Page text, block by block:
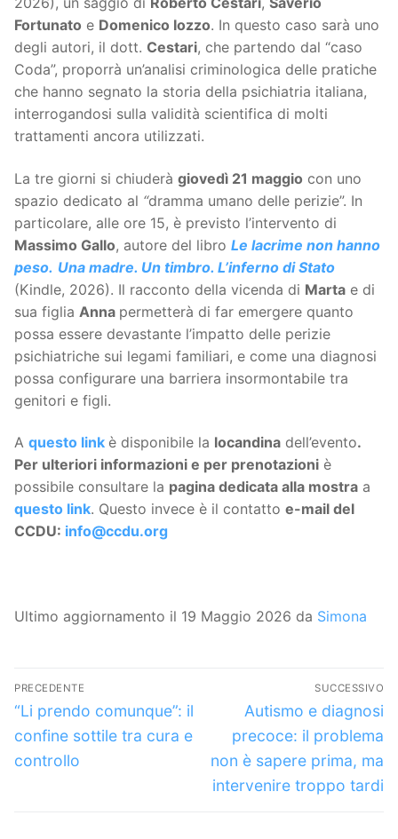
Fortunato e Domenico Iozzo. In questo caso sarà uno
degli autori, il dott. Cestari, che partendo dal “caso
Coda”, proporrà un’analisi criminologica delle pratiche
che hanno segnato la storia della psichiatria italiana,
interrogandosi sulla validità scientifica di molti
trattamenti ancora utilizzati.
La tre giorni si chiuderà giovedì 21 maggio con uno
spazio dedicato al “dramma umano delle perizie”. In
particolare, alle ore 15, è previsto l’intervento di
Massimo Gallo, autore del libro Le lacrime non hanno
peso. Una madre. Un timbro. L’inferno di Stato
(Kindle, 2026). Il racconto della vicenda di Marta e di
sua figlia Anna permetterà di far emergere quanto
possa essere devastante l’impatto delle perizie
psichiatriche sui legami familiari, e come una diagnosi
possa configurare una barriera insormontabile tra
genitori e figli.
A questo link è disponibile la locandina dell’evento.
Per ulteriori informazioni e per prenotazioni è
possibile consultare la pagina dedicata alla mostra a
questo link. Questo invece è il contatto e-mail del
CCDU: info@ccdu.org
Ultimo aggiornamento il 19 Maggio 2026 da Simona
Navigazione
articoli
PRECEDENTE
Articolo
precedente:
“Li prendo comunque”: il
confine sottile tra cura e
controllo
SUCCESSIVO
Articolo
successivo:
Autismo e diagnosi
precoce: il problema
non è sapere prima, ma
intervenire troppo tardi